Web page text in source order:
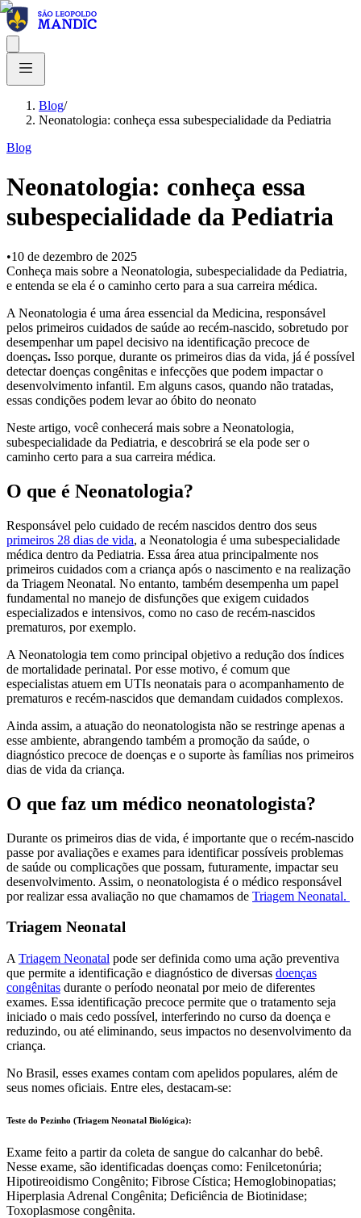
Blog/
Neonatologia: conheça essa subespecialidade da Pediatria
Blog
Neonatologia: conheça essa
subespecialidade da Pediatria
•10 de dezembro de 2025
Conheça mais sobre a Neonatologia, subespecialidade da Pediatria,
e entenda se ela é o caminho certo para a sua carreira médica.
A Neonatologia é uma área essencial da Medicina, responsável
pelos primeiros cuidados de saúde ao recém-nascido, sobretudo por
desempenhar um papel decisivo na identificação precoce de
doenças. Isso porque, durante os primeiros dias da vida, já é possível
detectar doenças congênitas e infecções que podem impactar o
desenvolvimento infantil. Em alguns casos, quando não tratadas,
essas condições podem levar ao óbito do neonato
Neste artigo, você conhecerá mais sobre a Neonatologia,
subespecialidade da Pediatria, e descobrirá se ela pode ser o
caminho certo para a sua carreira médica.
O que é Neonatologia?
Responsável pelo cuidado de recém nascidos dentro dos seus
primeiros 28 dias de vida, a Neonatologia é uma subespecialidade
médica dentro da Pediatria. Essa área atua principalmente nos
primeiros cuidados com a criança após o nascimento e na realização
da Triagem Neonatal. No entanto, também desempenha um papel
fundamental no manejo de disfunções que exigem cuidados
especializados e intensivos, como no caso de recém-nascidos
prematuros, por exemplo.
A Neonatologia tem como principal objetivo a redução dos índices
de mortalidade perinatal. Por esse motivo, é comum que
especialistas atuem em UTIs neonatais para o acompanhamento de
prematuros e recém-nascidos que demandam cuidados complexos.
Ainda assim, a atuação do neonatologista não se restringe apenas a
esse ambiente, abrangendo também a promoção da saúde, o
diagnóstico precoce de doenças e o suporte às famílias nos primeiros
dias de vida da criança.
O que faz um médico neonatologista?
Durante os primeiros dias de vida, é importante que o recém-nascido
passe por avaliações e exames para identificar possíveis problemas
de saúde ou complicações que possam, futuramente, impactar seu
desenvolvimento. Assim, o neonatologista é o médico responsável
por realizar essa avaliação no que chamamos de Triagem Neonatal.
Triagem Neonatal
A Triagem Neonatal pode ser definida como uma ação preventiva
que permite a identificação e diagnóstico de diversas doenças
congênitas durante o período neonatal por meio de diferentes
exames. Essa identificação precoce permite que o tratamento seja
iniciado o mais cedo possível, interferindo no curso da doença e
reduzindo, ou até eliminando, seus impactos no desenvolvimento da
criança.
No Brasil, esses exames contam com apelidos populares, além de
seus nomes oficiais. Entre eles, destacam-se:
Teste do Pezinho (Triagem Neonatal Biológica):
Exame feito a partir da coleta de sangue do calcanhar do bebê.
Nesse exame, são identificadas doenças como: Fenilcetonúria;
Hipotireoidismo Congênito; Fibrose Cística; Hemoglobinopatias;
Hiperplasia Adrenal Congênita; Deficiência de Biotinidase;
Toxoplasmose congênita.